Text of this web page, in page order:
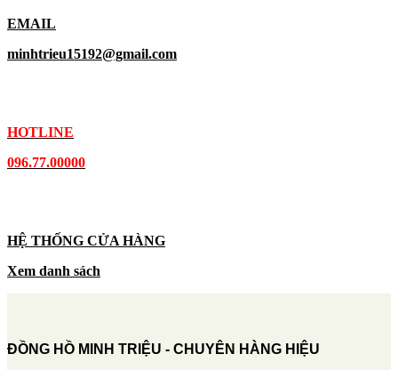
EMAIL
minhtrieu15192@gmail.com
HOTLINE
096.77.00000
HỆ THỐNG CỬA HÀNG
Xem danh sách
ĐỒNG HỒ MINH TRIỆU - CHUYÊN HÀNG HIỆU